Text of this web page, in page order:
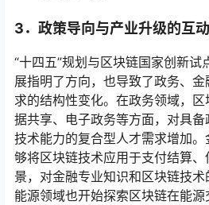
3． 政策导向与产业升级的互
“十四五”规划与区块链国家创新
展指明了方向，也导致了政务、
求的结构性变化。在政务领域，
据共享、电子政务等方面，对具
技术能力的复合型人才需求增加
够将区块链技术应用于支付结算
景，对金融专业知识和区块链技术
能源领域也开始探索区块链在能